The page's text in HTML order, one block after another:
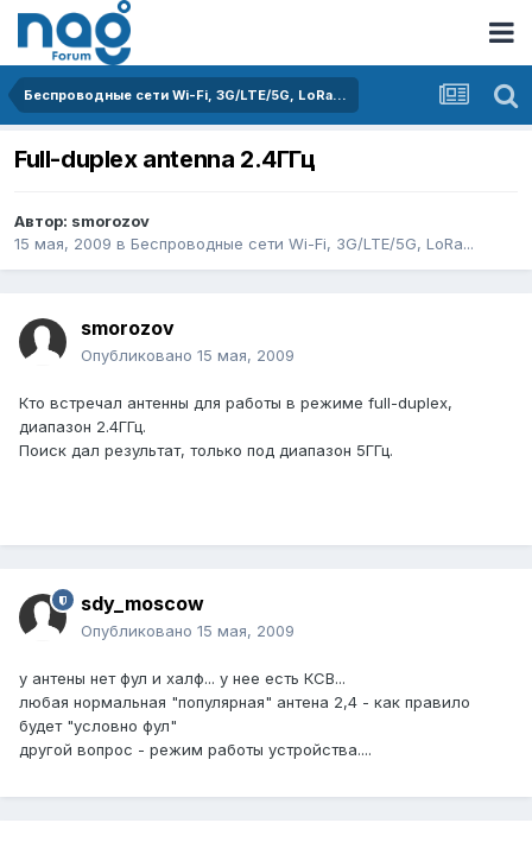
Беспроводные сети Wi-Fi, 3G/LTE/5G, LoRa...
Full-duplex antenna 2.4ГГц
Автор: smorozov
15 мая, 2009 в Беспроводные сети Wi-Fi, 3G/LTE/5G, LoRa...
smorozov
Опубликовано 15 мая, 2009
Кто встречал антенны для работы в режиме full-duplex,
диапазон 2.4ГГц.
Поиск дал результат, только под диапазон 5ГГц.
sdy_moscow
Опубликовано 15 мая, 2009
у антены нет фул и халф... у нее есть КСВ...
любая нормальная "популярная" антена 2,4 - как правило
будет "условно фул"
другой вопрос - режим работы устройства....